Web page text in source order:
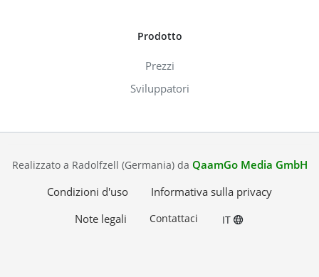
Prodotto
Prezzi
Sviluppatori
Realizzato a Radolfzell (Germania) da QaamGo Media GmbH
Condizioni d'uso
Informativa sulla privacy
Note legali
Contattaci IT